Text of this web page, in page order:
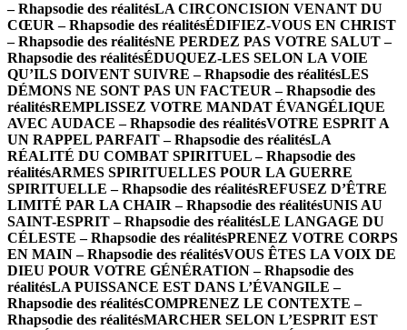
– Rhapsodie des réalitésLA CIRCONCISION VENANT DU
CŒUR – Rhapsodie des réalitésÉDIFIEZ-VOUS EN CHRIST
– Rhapsodie des réalitésNE PERDEZ PAS VOTRE SALUT –
Rhapsodie des réalitésÉDUQUEZ-LES SELON LA VOIE
QU’ILS DOIVENT SUIVRE – Rhapsodie des réalitésLES
DÉMONS NE SONT PAS UN FACTEUR – Rhapsodie des
réalitésREMPLISSEZ VOTRE MANDAT ÉVANGÉLIQUE
AVEC AUDACE – Rhapsodie des réalitésVOTRE ESPRIT A
UN RAPPEL PARFAIT – Rhapsodie des réalitésLA
RÉALITÉ DU COMBAT SPIRITUEL – Rhapsodie des
réalitésARMES SPIRITUELLES POUR LA GUERRE
SPIRITUELLE – Rhapsodie des réalitésREFUSEZ D’ÊTRE
LIMITÉ PAR LA CHAIR – Rhapsodie des réalitésUNIS AU
SAINT-ESPRIT – Rhapsodie des réalitésLE LANGAGE DU
CÉLESTE – Rhapsodie des réalitésPRENEZ VOTRE CORPS
EN MAIN – Rhapsodie des réalitésVOUS ÊTES LA VOIX DE
DIEU POUR VOTRE GÉNÉRATION – Rhapsodie des
réalitésLA PUISSANCE EST DANS L’ÉVANGILE –
Rhapsodie des réalitésCOMPRENEZ LE CONTEXTE –
Rhapsodie des réalitésMARCHER SELON L’ESPRIT EST